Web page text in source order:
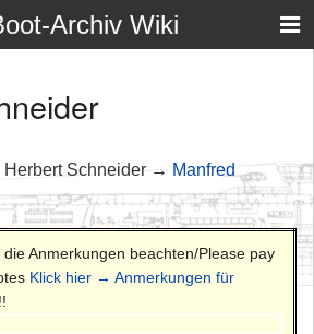
Archiv Wiki
Schneider → Manfred
Anmerkungen beachten/Please pay
Klick hier → Anmerkungen für